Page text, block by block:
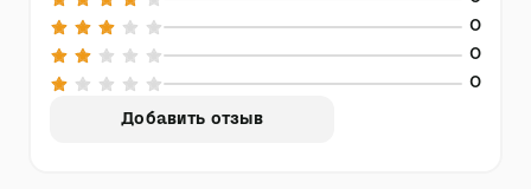
0
0
0
Добавить отзыв